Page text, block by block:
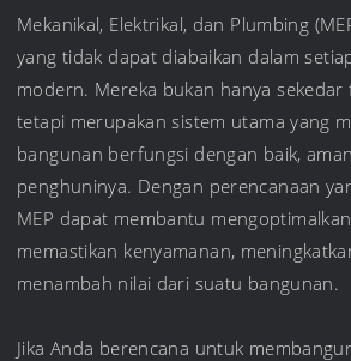
Mekanikal, Elektrikal, dan Plumbing
yang tidak dapat diabaikan dalam
modern. Mereka bukan hanya sekedar
tetapi merupakan sistem utama yang
bangunan berfungsi dengan baik,
penghuninya. Dengan perencanaan
MEP dapat membantu
memastikan kenyamanan,
menambah nilai dari suatu bangunan.
Jika Anda berencana untuk